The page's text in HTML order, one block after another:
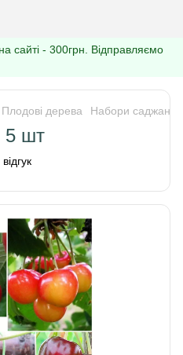
сайті - 300грн. Відправляємо
Плодові дерева Набори
5 шт